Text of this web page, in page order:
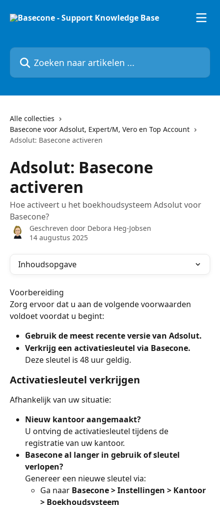
Zoeken naar artikelen ...
Alle collecties
Basecone voor Adsolut, Expert/M, Vero en Top Account
Adsolut: Basecone activeren
Adsolut: Basecone
activeren
Hoe activeert u het boekhoudsysteem Adsolut voor
Basecone?
Geschreven door Debora Heg-Jobsen
14 augustus 2025
Inhoudsopgave
Voorbereiding
Zorg ervoor dat u aan de volgende voorwaarden
voldoet voordat u begint:
Gebruik de meest recente versie van Adsolut.
Verkrijg een activatiesleutel via Basecone.
Deze sleutel is 48 uur geldig.
Activatiesleutel verkrijgen
Afhankelijk van uw situatie:
Nieuw kantoor aangemaakt?
U ontving de activatiesleutel tijdens de
registratie van uw kantoor.
Basecone al langer in gebruik of sleutel
verlopen?
Genereer een nieuwe sleutel via:
Ga naar Basecone > Instellingen > Kantoor
> Boekhoudsysteem